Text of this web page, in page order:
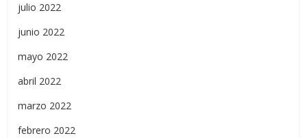
julio 2022
junio 2022
mayo 2022
abril 2022
marzo 2022
febrero 2022